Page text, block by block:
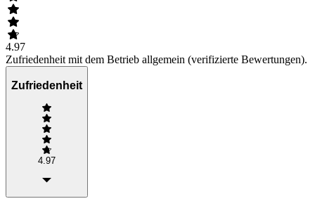
4.97
Zufriedenheit mit dem Betrieb allgemein (verifizierte Bewertungen).
Zufriedenheit
4.97